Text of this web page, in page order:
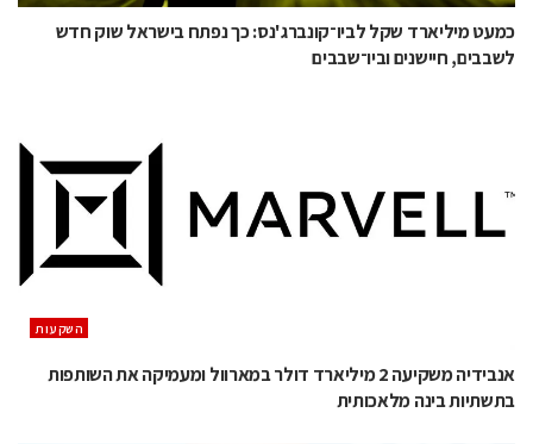
כמעט מיליארד שקל לביו־קונברג'נס: כך נפתח בישראל שוק חדש
לשבבים, חיישנים וביו־שבבים
השקעות
אנבידיה משקיעה 2 מיליארד דולר במארוול ומעמיקה את השותפות
בתשתיות בינה מלאכותית